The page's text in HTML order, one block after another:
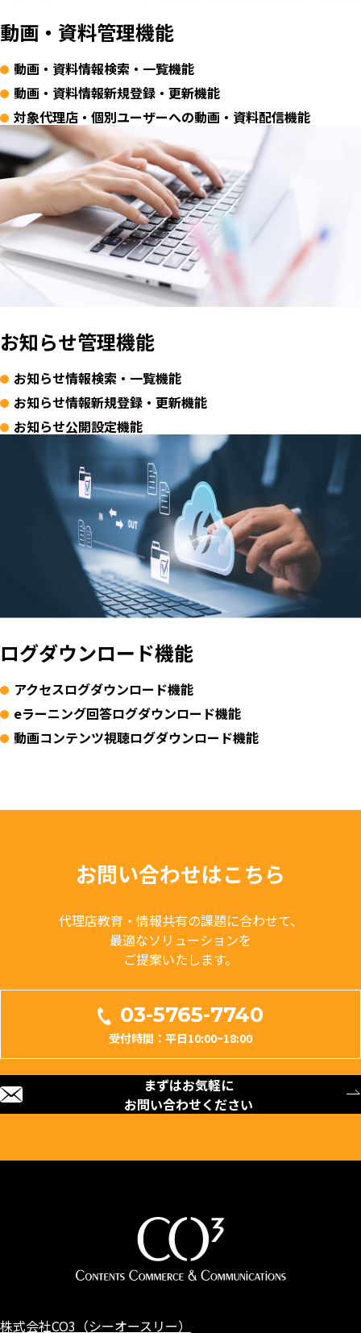
動画・資料管理機能
動画・資料情報検索・一覧機能
動画・資料情報新規登録・更新機能
対象代理店・個別ユーザーへの動画・資料配信機能
お知らせ管理機能
お知らせ情報検索・一覧機能
お知らせ情報新規登録・更新機能
お知らせ公開設定機能
ログダウンロード機能
アクセスログダウンロード機能
eラーニング回答ログダウンロード機能
動画コンテンツ視聴ログダウンロード機能
お問い合わせはこちら
代理店教育・情報共有の課題に合わせて、
最適なソリューションを
ご提案いたします。
03-5765-7740
受付時間：平日10:00~18:00
まずはお気軽に
お問い合わせください
株式会社CO3（シーオースリー）